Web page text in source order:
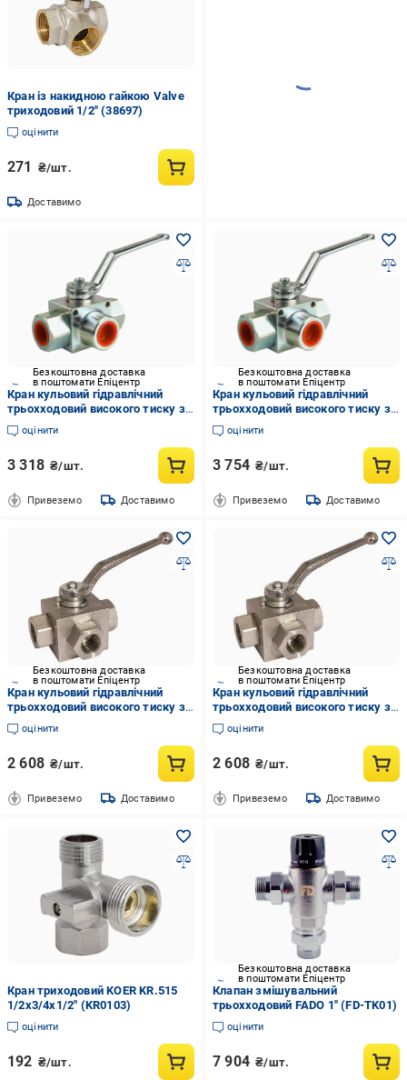
Кран із накидною гайкою Valve
триходовий 1/2" (38697)
оцінити
271 ₴/шт.
Доставимо
Безкоштовна доставка
в поштомати Епіцентр
Кран кульовий гідравлічний
трьохходовий високого тиску з
L-свердлінням гальванізована
сталь муфтовий литий В-В-В
ДУ-20 з (MI_GE3GGT44011A000)
оцінити
3 318 ₴/шт.
Привеземо Доставимо
Безкоштовна доставка
в поштомати Епіцентр
Кран кульовий гідравлічний
трьохходовий високого тиску з
L-свердлінням гальванізована
сталь муфтовий литий В-В-В
ДУ-25 з (MI_GE3GGT53011A000)
оцінити
3 754 ₴/шт.
Привеземо Доставимо
Безкоштовна доставка
в поштомати Епіцентр
Кран кульовий гідравлічний
трьохходовий високого тиску з
L-свердлінням гальванізована
сталь муфтовий литий В-В-В
оцінити
2 608 ₴/шт.
Привеземо Доставимо
Безкоштовна доставка
в поштомати Епіцентр
Кран кульовий гідравлічний
трьохходовий високого тиску з
L-свердлінням гальванізована
сталь муфтовий литий В-В-В
оцінити
2 608 ₴/шт.
Привеземо Доставимо
Кран триходовий KOER KR.515
1/2x3/4x1/2" (KR0103)
оцінити
192 ₴/шт.
Безкоштовна доставка
в поштомати Епіцентр
Клапан змішувальний
трьохходовий FADO 1" (FD-TK01)
оцінити
7 904 ₴/шт.